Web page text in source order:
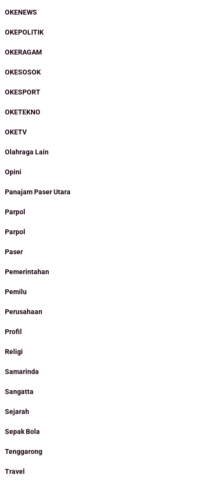
OKENEWS
OKEPOLITIK
OKERAGAM
OKESOSOK
OKESPORT
OKETEKNO
OKETV
Olahraga Lain
Opini
Panajam Paser Utara
Parpol
Parpol
Paser
Pemerintahan
Pemilu
Perusahaan
Profil
Religi
Samarinda
Sangatta
Sejarah
Sepak Bola
Tenggarong
Travel